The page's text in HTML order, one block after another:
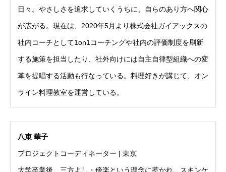
日々。やさしさを追求していくうちに、自らのあり方へ関心
が広がる。現在は、2020年5月より株式会社ガイアックスの
社内コーチとして1on1コーチングや社内の評価制度を刷新
する施策を担当したり、社外向けには自主自律型組織への変
革を提唱する活動も行なっている。料理好きが講じて、オン
ライン料理教室を運営している。
八束 華子
プロジェクトコーディネーター | 東京
大学卒業後、三方よし・傍楽という理念に惹かれ、スキンケ